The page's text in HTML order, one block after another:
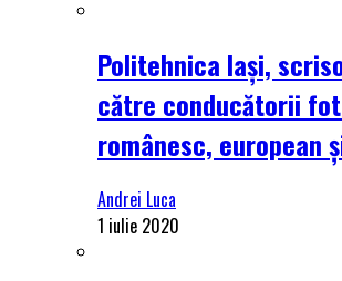
Politehnica Iași,
către conducătorii
românesc, european
Andrei Luca
1 iulie 2020